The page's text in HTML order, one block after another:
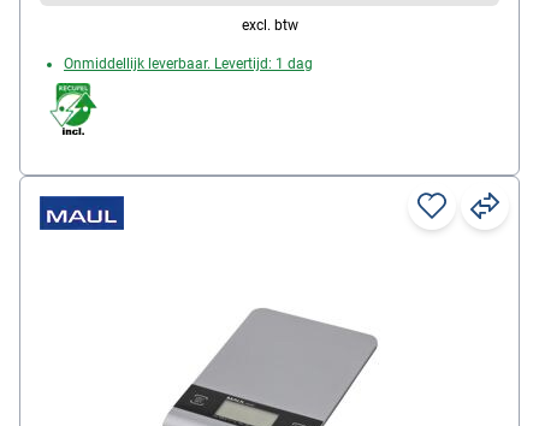
excl. btw
Onmiddellijk leverbaar. Levertijd: 1 dag